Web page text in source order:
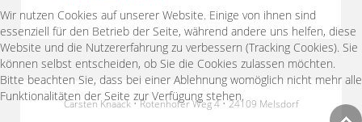
Carsten Knaack • Rotenhofer Weg 4 • 24109 Melsdorf
Wir nutzen Cookies auf unserer Website. Einige von ihnen sind
essenziell für den Betrieb der Seite, während andere uns helfen, diese
Website und die Nutzererfahrung zu verbessern (Tracking Cookies). Sie
können selbst entscheiden, ob Sie die Cookies zulassen möchten.
Bitte beachten Sie, dass bei einer Ablehnung womöglich nicht mehr alle
Funktionalitäten der Seite zur Verfügung stehen.